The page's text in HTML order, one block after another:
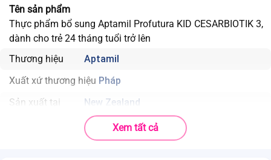
Tên sản phẩm
Thực phẩm bổ sung Aptamil Profutura KID CESARBIOTIK 3,
dành cho trẻ 24 tháng tuổi trở lên
Thương hiệu
Aptamil
Xuất xứ thương hiệu Pháp
Sản xuất tại
New Zealand
Trọng lượng sản phẩm
800g
Xem tất cả